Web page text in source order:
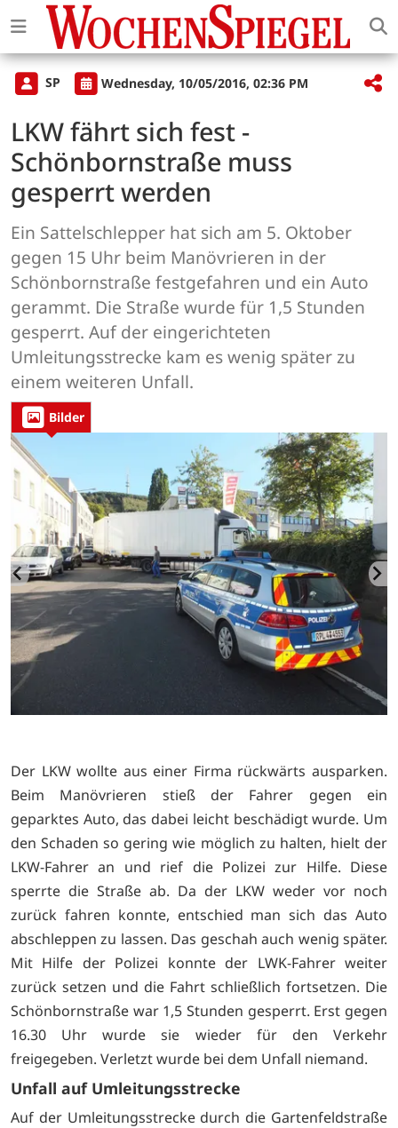
SP Wednesday, 10/05/2016, 02:36 PM
LKW fährt sich fest -
Schönbornstraße muss
gesperrt werden
Ein Sattelschlepper hat sich am 5. Oktober
gegen 15 Uhr beim Manövrieren in der
Schönbornstraße festgefahren und ein Auto
gerammt. Die Straße wurde für 1,5 Stunden
gesperrt. Auf der eingerichteten
Umleitungsstrecke kam es wenig später zu
einem weiteren Unfall.
Bilder
Der LKW wollte aus einer Firma rückwärts ausparken.
Beim Manövrieren stieß der Fahrer gegen ein
geparktes Auto, das dabei leicht beschädigt wurde. Um
den Schaden so gering wie möglich zu halten, hielt der
LKW-Fahrer an und rief die Polizei zur Hilfe. Diese
sperrte die Straße ab. Da der LKW weder vor noch
zurück fahren konnte, entschied man sich das Auto
abschleppen zu lassen. Das geschah auch wenig später.
Mit Hilfe der Polizei konnte der LWK-Fahrer weiter
zurück setzen und die Fahrt schließlich fortsetzen. Die
Schönbornstraße war 1,5 Stunden gesperrt. Erst gegen
16.30 Uhr wurde sie wieder für den Verkehr
freigegeben. Verletzt wurde bei dem Unfall niemand.
Unfall auf Umleitungsstrecke
Auf der Umleitungsstrecke durch die Gartenfeldstraße